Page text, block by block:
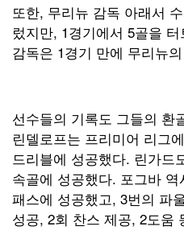
또한, 무리뉴 감독 아래서
렀지만, 1경기에서 5골을
감독은 1경기 만에 무리뉴
선수들의 기록도 그들의 환
린델로프는 프리미어 리그
드리블에 성공했다. 린가드
속골에 성공했다. 포그바
패스에 성공했고, 3번의 파
성공, 2회 찬스 제공, 2도움